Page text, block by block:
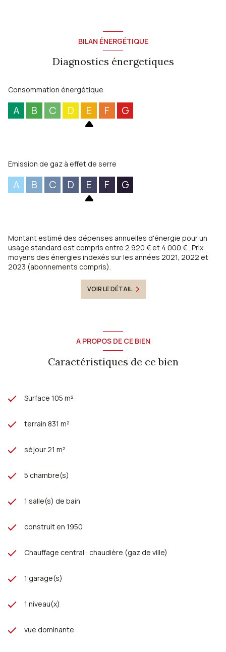
BILAN ÉNERGÉTIQUE
Diagnostics énergetiques
Consommation énergétique
A B C D E F G
Emission de gaz à effet de serre
A B C D E F G
Montant estimé des dépenses annuelles d'énergie pour un
usage standard est compris entre 2 920 € et 4 000 € . Prix
moyens des énergies indexés sur les années 2021, 2022 et
2023 (abonnements compris).
VOIR LE DÉTAIL
A PROPOS DE CE BIEN
Caractéristiques de ce bien
Surface 105 m²
terrain 831 m²
séjour 21 m²
5 chambre(s)
1 salle(s) de bain
construit en 1950
Chauffage central : chaudière (gaz de ville)
1 garage(s)
1 niveau(x)
vue dominante